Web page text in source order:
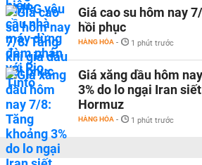
Giá cao su hôm nay
hồi phục
HÀNG HÓA - 1 phút trước
Giá xăng dầu hôm
3% do lo ngại Iran
Hormuz
HÀNG HÓA - 1 phút trước